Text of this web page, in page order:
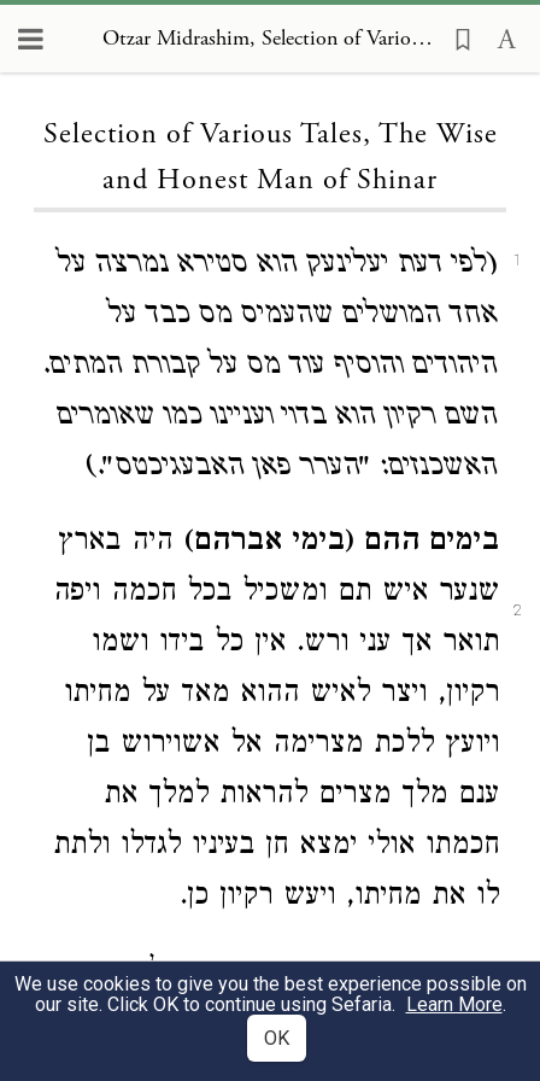
Otzar Midrashim, Selection of Various Tales, The Wise and Honest Man of Shinar
Selection of Various Tales, The Wise
and Honest Man of Shinar
1
(לפי דעת יעלינעק הוא סטירא נמרצה על
אחד המושלים שהעמיס מס כבד על
היהודים והוסיף עוד מס על קבורת המתים.
השם רקיון הוא בדוי ועניינו כמו שאומרים
האשכנזים: "הערר פאן האבעגיכטס".)
2
בימים ההם (בימי אברהם) היה בארץ
שנער איש תם ומשכיל בכל חכמה ויפה
תואר אך עני ורש. אין כל בידו ושמו
רקיון, ויצר לאיש ההוא מאד על מחיתו
ויועץ ללכת מצרימה אל אשוירוש בן
ענם מלך מצרים להראות למלך את
חכמתו אולי ימצא חן בעיניו לגדלו ולתת
לו את מחיתו, ויעש רקיון כן.
ויהי כבוא רקיון מצרימה וישאל את
יושבי מצרים בעבור המלך, ויגידו לו
We use cookies to give you the best experience possible on
our site. Click OK to continue using Sefaria. Learn More.
OK